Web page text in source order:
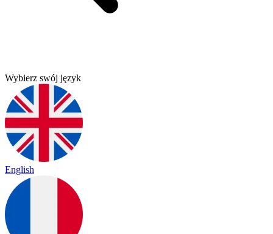
Wybierz swój język
English